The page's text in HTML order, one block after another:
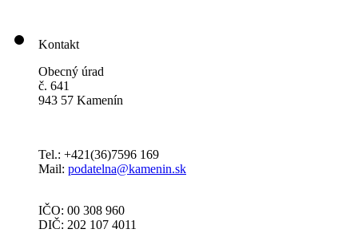
Kontakt
Obecný úrad
č. 641
943 57 Kamenín
Tel.: +421(36)7596 169
Mail: podatelna@kamenin.sk
IČO: 00 308 960
DIČ: 202 107 4011